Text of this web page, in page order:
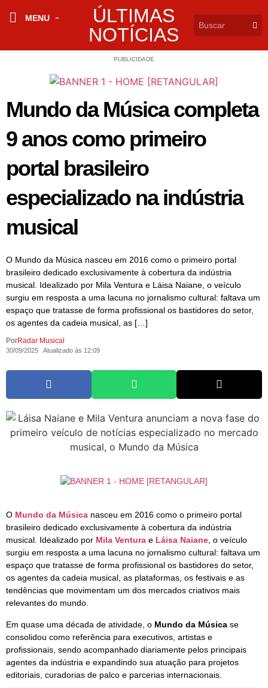
MENU
ÚLTIMAS
NOTÍCIAS
PUBLICIDADE
Mundo da Música completa
9 anos como primeiro
portal brasileiro
especializado na indústria
musical
O Mundo da Música nasceu em 2016 como o primeiro portal
brasileiro dedicado exclusivamente à cobertura da indústria
musical. Idealizado por Mila Ventura e Láisa Naiane, o veículo
surgiu em resposta a uma lacuna no jornalismo cultural: faltava um
espaço que tratasse de forma profissional os bastidores do setor,
os agentes da cadeia musical, as […]
PorRadar Musical
30/09/2025 Atualizado às 12:09
O Mundo da Música nasceu em 2016 como o primeiro portal
brasileiro dedicado exclusivamente à cobertura da indústria
musical. Idealizado por Mila Ventura e Láisa Naiane , o veículo
surgiu em resposta a uma lacuna no jornalismo cultural: faltava um
espaço que tratasse de forma profissional os bastidores do setor,
os agentes da cadeia musical, as plataformas, os festivais e as
tendências que movimentam um dos mercados criativos mais
relevantes do mundo.
Em quase uma década de atividade, o Mundo da Música se
consolidou como referência para executivos, artistas e
profissionais, sendo acompanhado diariamente pelos principais
agentes da indústria e expandindo sua atuação para projetos
editoriais, curadorias de palco e parcerias internacionais.